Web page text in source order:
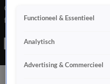
Onrustige nacht Den Haag,
fluitsignaal Oranje
Functioneel & Essentieel
Analytisch
Advertising & Commercieel